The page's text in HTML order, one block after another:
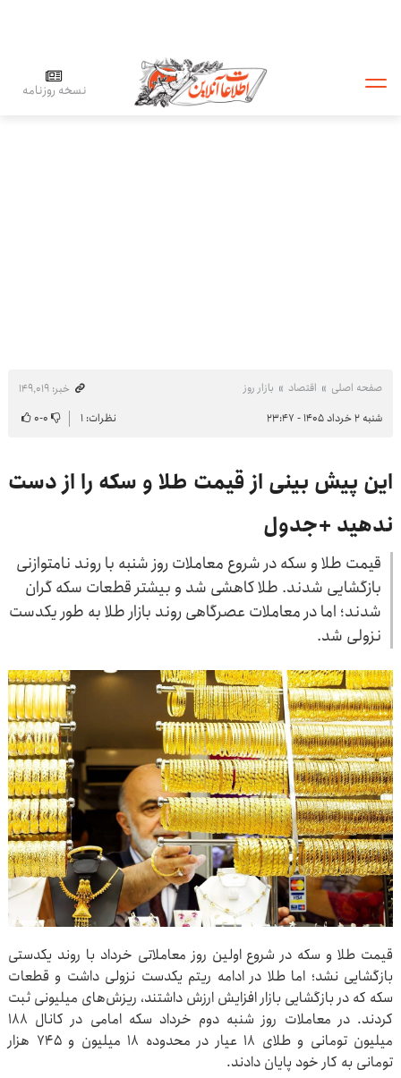
نسخه روزنامه
صفحه اصلی اقتصاد بازار روز
خبر: ۱۴۹٬۰۱۹
شنبه ۲ خرداد ۱۴۰۵ - ۲۳:۴۷
نظرات: ۱ ۰-۰
این پیش بینی از قیمت طلا و سکه را از دست
ندهید +جدول
قیمت طلا و سکه در شروع معاملات روز شنبه با روند نامتوازنی
بازگشایی شدند. طلا کاهشی شد و بیشتر قطعات سکه گران
شدند؛ اما در معاملات عصرگاهی روند بازار طلا به طور یکدست
نزولی شد.
قیمت طلا و سکه در شروع اولین روز معاملاتی خرداد با روند یکدستی
بازگشایی نشد؛ اما طلا در ادامه ریتم یکدست نزولی داشت و قطعات
سکه که در بازگشایی بازار افزایش ارزش داشتند، ریزش‌های میلیونی ثبت
کردند. در معاملات روز شنبه دوم خرداد سکه امامی در کانال ۱۸۸
میلیون تومانی و طلای ۱۸ عیار در محدوده ۱۸ میلیون و ۷۴۵ هزار
تومانی به کار خود پایان دادند.